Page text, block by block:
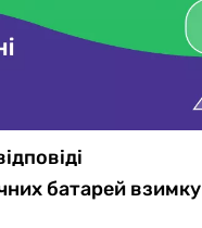
батарей взимку